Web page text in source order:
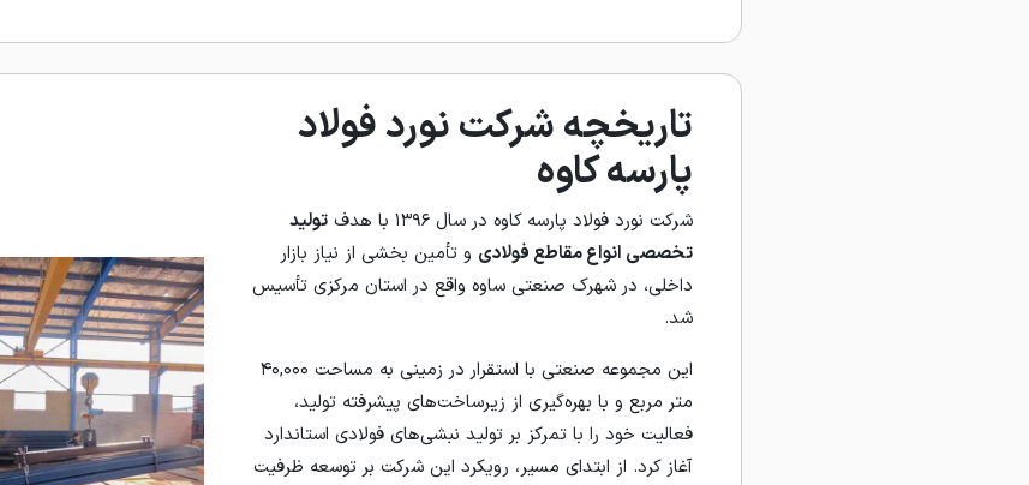
تاریخچه شرکت نورد فولاد
پارسه کاوه
شرکت نورد فولاد پارسه کاوه در سال ۱۳۹۶ با هدف
تولید
تخصصی انواع مقاطع فولادی و تأمین بخشی از نیاز بازار
داخلی، در شهرک صنعتی ساوه واقع در استان مرکزی تأسیس
شد.
این مجموعه صنعتی با استقرار در زمینی به مساحت ۴۰,۰۰۰
متر مربع و با بهره‌گیری از زیرساخت‌های پیشرفته تولید،
فعالیت خود را با تمرکز بر تولید نبشی‌های فولادی استاندارد
آغاز کرد. از ابتدای مسیر، رویکرد این شرکت بر توسعه ظرفیت